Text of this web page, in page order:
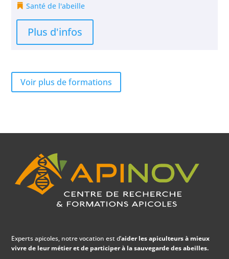
Santé de l'abeille
Plus d'infos
Voir plus de formations
Experts apicoles, notre vocation est d’aider les apiculteurs à mieux
vivre de leur métier et de participer à la sauvegarde des abeilles.